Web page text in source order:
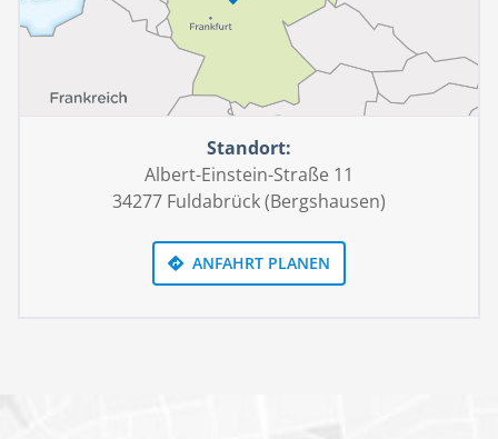
Standort:
Albert-Einstein-Straße 11
34277 Fuldabrück (Bergshausen)
ANFAHRT PLANEN